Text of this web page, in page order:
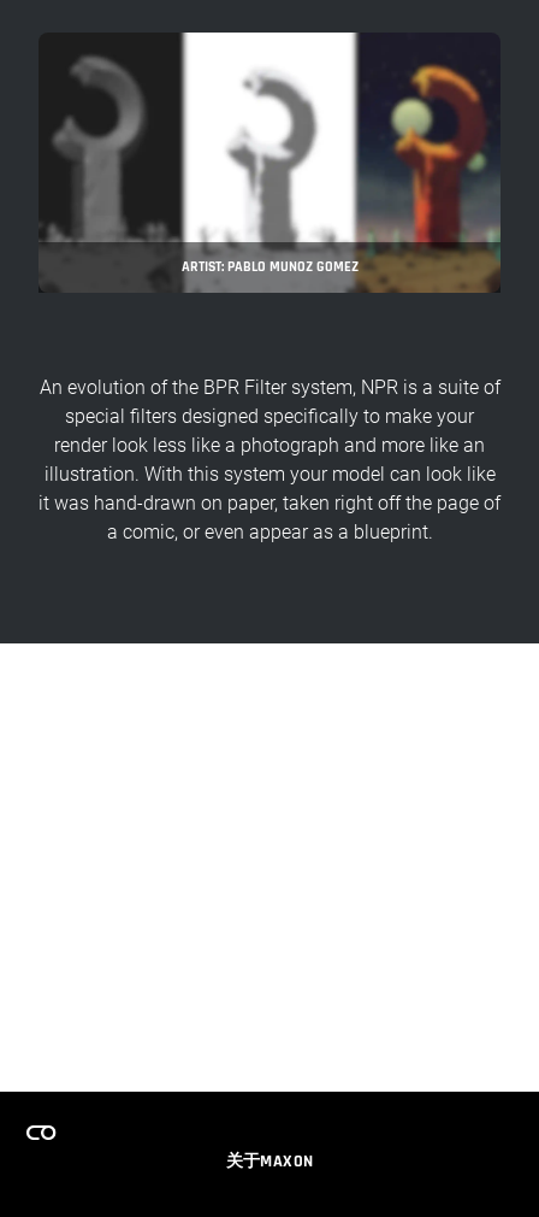
ARTIST: PABLO MUNOZ GOMEZ
An evolution of the BPR Filter system, NPR is a suite of
special filters designed specifically to make your
render look less like a photograph and more like an
illustration. With this system your model can look like
it was hand-drawn on paper, taken right off the page of
a comic, or even appear as a blueprint.
关于MAXON